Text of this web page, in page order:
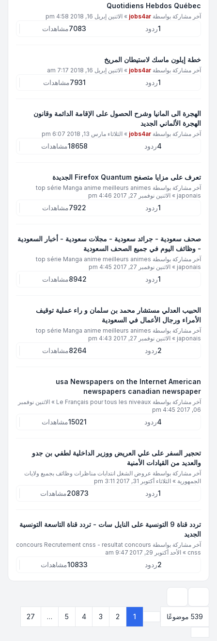
Quotidiens Hebdos Québec
آخر مشاركة بواسطة jobs4ar
» الاثنين إبريل 16, 2018 4:58 pm
1ردود 7083مشاهدات
خطة إيلون ماسك لاستيطان المريخ
آخر مشاركة بواسطة jobs4ar
» الاثنين إبريل 16, 2018 7:17 am
1ردود 7931مشاهدات
الهجرة الى المانيا وشرح الحصول على الإقامة الدائمة وقانون
الهجرة الألماني الجديد
آخر مشاركة بواسطة jobs4ar
» الثلاثاء مارس 13, 2018 6:07 pm
4ردود 18658مشاهدات
تعرف على مزايا متصفح Firefox Quantum الجديدة
آخر مشاركة بواسطة top série Manga anime meilleurs animes
japonais
» الاثنين نوفمبر 27, 2017 4:46 pm
1ردود 7922مشاهدات
صحف سعودية - جرائد سعودية - مجلات سعودية - أخبار السعودية
- وظائف اليوم في جميع الصحف السعودية
آخر مشاركة بواسطة top série Manga anime meilleurs animes
japonais
» الاثنين نوفمبر 27, 2017 4:45 pm
1ردود 8942مشاهدات
الحبيب العدلي مستشار محمد بن سلمان و راء عملية توقيف
الأمراء ورجال الأعمال في السعودية
آخر مشاركة بواسطة top série Manga anime meilleurs animes
japonais
» الاثنين نوفمبر 27, 2017 4:43 pm
2ردود 8264مشاهدات
usa Newspapers on the Internet American
newspapers canadian newspaper
آخر مشاركة بواسطة Le Français pour tous les niveaux
» الاثنين نوفمبر
06, 2017 4:45 pm
4ردود 15021مشاهدات
تحجير السفر على علي العريض ووزير الداخلية لطفي بن جدو
والعديد من القيادات الأمنية
آخر مشاركة بواسطة عروض الشغل انتدابات مناظرات وظائف بجميع ولايات
الجمهورية » الثلاثاء أكتوبر 31, 2017 3:11 pm
1ردود 20873مشاهدات
تردد قناة 9 التونسية على النايل سات - تردد قناة التاسعة التونسية
الجديد
آخر مشاركة بواسطة concours Recrutement cnss - resultat concours
cnss
» الأحد أكتوبر 29, 2017 9:47 am
2ردود 10833مشاهدات
539 موضوعًا
صفحة1
27 1
2
3
4
5
…
27